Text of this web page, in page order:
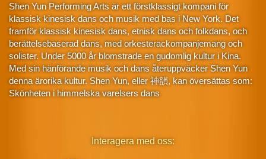
Shen Yun Performing Arts är ett förstklassigt kompani för
klassisk kinesisk dans och musik med bas i New York. Det
framför klassisk kinesisk dans, etnisk dans och folkdans, och
berättelsebaserad dans, med orkesterackompanjemang och
solister. Under 5000 år blomstrade en gudomlig kultur i Kina.
Med sin hänförande musik och dans återuppväcker Shen Yun
denna ärorika kultur. Shen Yun, eller 神韻, kan översättas som:
Skönheten i himmelska varelsers dans
Interagera med oss: